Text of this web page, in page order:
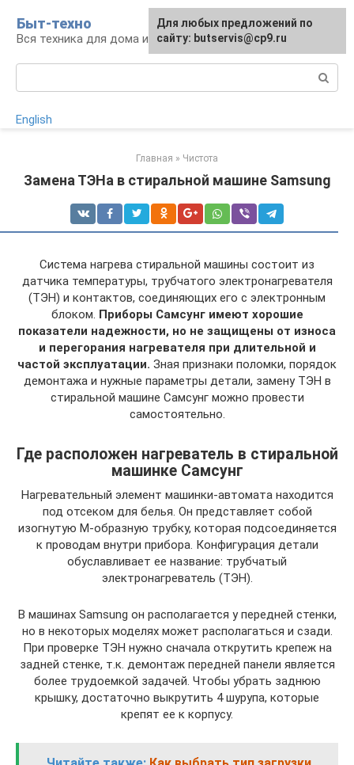
контенту
Быт-техно
Вся техника для дома и сада
English
Главная » Чистота
Замена ТЭНа в стиральной машине Samsung
Система нагрева стиральной машины состоит из
датчика температуры, трубчатого электронагревателя
(ТЭН) и контактов, соединяющих его с электронным
блоком. Приборы Самсунг имеют хорошие
показатели надежности, но не защищены от износа
и перегорания нагревателя при длительной и
частой эксплуатации. Зная признаки поломки, порядок
демонтажа и нужные параметры детали, замену ТЭН в
стиральной машине Самсунг можно провести
самостоятельно.
Где расположен нагреватель в стиральной
машинке Самсунг
Нагревательный элемент машинки-автомата находится
под отсеком для белья. Он представляет собой
изогнутую М-образную трубку, которая подсоединяется
к проводам внутри прибора. Конфигурация детали
обуславливает ее название: трубчатый
электронагреватель (ТЭН).
В машинах Samsung он располагается у передней стенки,
но в некоторых моделях может располагаться и сзади.
При проверке ТЭН нужно сначала открутить крепеж на
задней стенке, т.к. демонтаж передней панели является
более трудоемкой задачей. Чтобы убрать заднюю
крышку, достаточно выкрутить 4 шурупа, которые
крепят ее к корпусу.
Для любых предложений по
сайту: butservis@cp9.ru